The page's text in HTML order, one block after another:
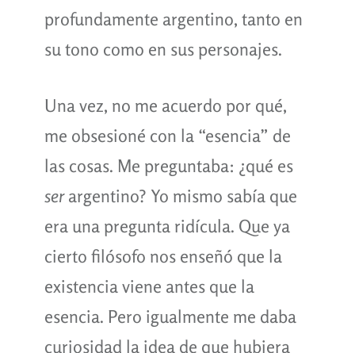
profundamente argentino, tanto en
su tono como en sus personajes.
Una vez, no me acuerdo por qué,
me obsesioné con la “esencia” de
las cosas. Me preguntaba: ¿qué es
serargentino? Yo mismo sabía que
era una pregunta ridícula. Que ya
cierto filósofo nos enseñó que la
existencia viene antes que la
esencia. Pero igualmente me daba
curiosidad la idea de que hubiera